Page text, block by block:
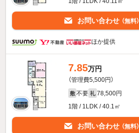
お問い合わせ （無料）
ほか提供
7.85万円
（管理費5,500円）
敷 不要 礼 78,500円
1階 / 1LDK / 40.1㎡
お問い合わせ （無料）